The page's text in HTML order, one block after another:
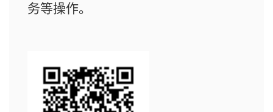
务等操作。